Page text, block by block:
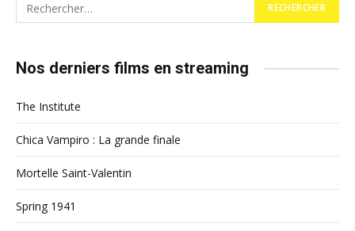
Nos derniers films en streaming
The Institute
Chica Vampiro : La grande finale
Mortelle Saint-Valentin
Spring 1941